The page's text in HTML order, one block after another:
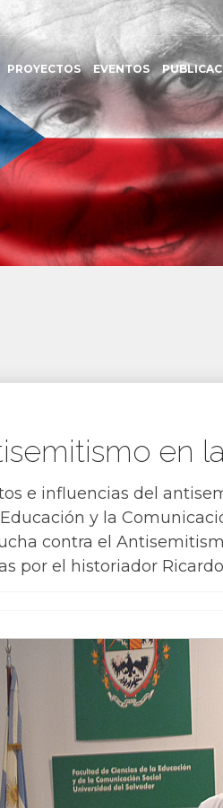
PROYECTOS EVENTOS
en
e influencias del
y la
contra el
por el historiador